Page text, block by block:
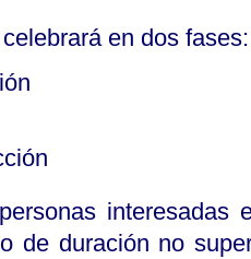
en dos fases:
interesadas
de duración no